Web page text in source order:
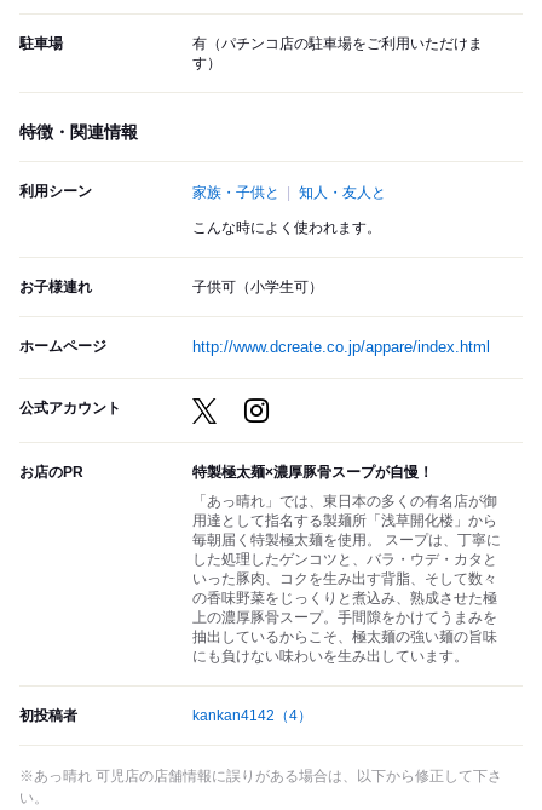
駐車場
有（パチンコ店の駐車場をご利用いただけま
す）
特徴・関連情報
利用シーン 家族・子供と 知人・友人と
こんな時によく使われます。
お子様連れ 子供可（小学生可）
ホームページ http://www.dcreate.co.jp/appare/index.html
公式アカウント
お店のPR
特製極太麺×濃厚豚骨スープが自慢！
「あっ晴れ」では、東日本の多くの有名店が御
用達として指名する製麺所「浅草開化楼」から
毎朝届く特製極太麺を使用。 スープは、丁寧に
した処理したゲンコツと、バラ・ウデ・カタと
いった豚肉、コクを生み出す背脂、そして数々
の香味野菜をじっくりと煮込み、熟成させた極
上の濃厚豚骨スープ。手間隙をかけてうまみを
抽出しているからこそ、極太麺の強い麺の旨味
にも負けない味わいを生み出しています。
初投稿者 kankan4142 （4）
※あっ晴れ 可児店の店舗情報に誤りがある場合は、以下から修正して下さ
い。